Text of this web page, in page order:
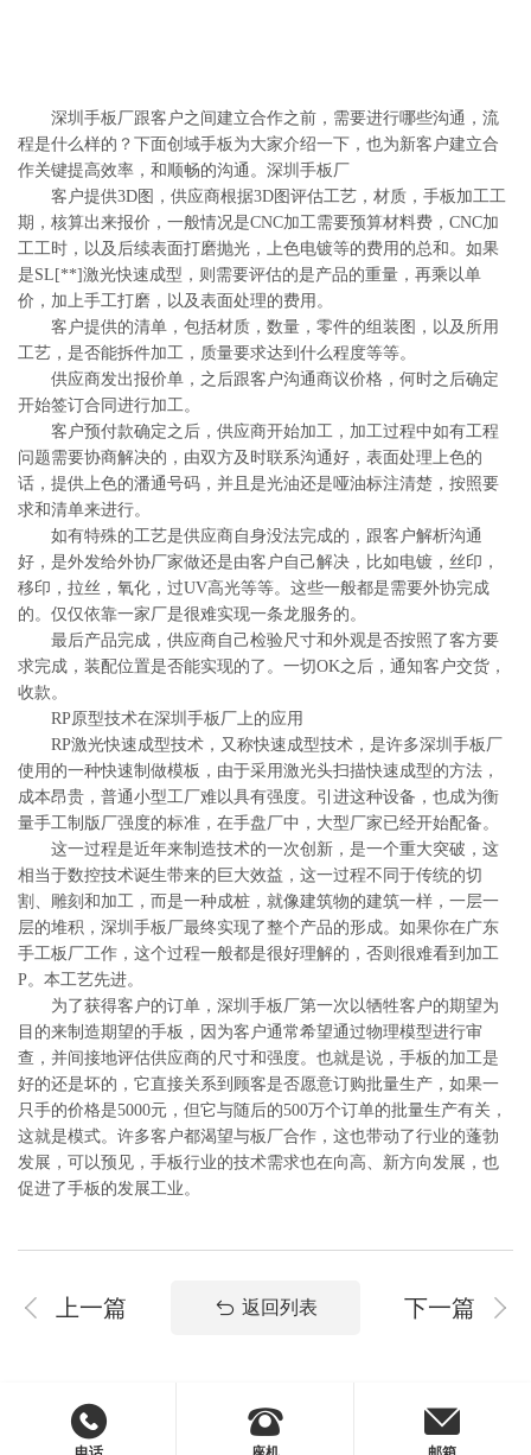
深圳手板厂跟客户之间建立合作之前，需要进行哪些沟通，流
程是什么样的？下面创域手板为大家介绍一下，也为新客户建立合
作关键提高效率，和顺畅的沟通。深圳手板厂
客户提供3D图，供应商根据3D图评估工艺，材质，手板加工工
期，核算出来报价，一般情况是CNC加工需要预算材料费，CNC加
工工时，以及后续表面打磨抛光，上色电镀等的费用的总和。如果
是SL[**]激光快速成型，则需要评估的是产品的重量，再乘以单
价，加上手工打磨，以及表面处理的费用。
客户提供的清单，包括材质，数量，零件的组装图，以及所用
工艺，是否能拆件加工，质量要求达到什么程度等等。
供应商发出报价单，之后跟客户沟通商议价格，何时之后确定
开始签订合同进行加工。
客户预付款确定之后，供应商开始加工，加工过程中如有工程
问题需要协商解决的，由双方及时联系沟通好，表面处理上色的
话，提供上色的潘通号码，并且是光油还是哑油标注清楚，按照要
求和清单来进行。
如有特殊的工艺是供应商自身没法完成的，跟客户解析沟通
好，是外发给外协厂家做还是由客户自己解决，比如电镀，丝印，
移印，拉丝，氧化，过UV高光等等。这些一般都是需要外协完成
的。仅仅依靠一家厂是很难实现一条龙服务的。
最后产品完成，供应商自己检验尺寸和外观是否按照了客方要
求完成，装配位置是否能实现的了。一切OK之后，通知客户交货，
收款。
RP原型技术在深圳手板厂上的应用
RP激光快速成型技术，又称快速成型技术，是许多深圳手板厂
使用的一种快速制做模板，由于采用激光头扫描快速成型的方法，
成本昂贵，普通小型工厂难以具有强度。引进这种设备，也成为衡
量手工制版厂强度的标准，在手盘厂中，大型厂家已经开始配备。
这一过程是近年来制造技术的一次创新，是一个重大突破，这
相当于数控技术诞生带来的巨大效益，这一过程不同于传统的切
割、雕刻和加工，而是一种成桩，就像建筑物的建筑一样，一层一
层的堆积，深圳手板厂最终实现了整个产品的形成。如果你在广东
手工板厂工作，这个过程一般都是很好理解的，否则很难看到加工
P。本工艺先进。
为了获得客户的订单，深圳手板厂第一次以牺牲客户的期望为
目的来制造期望的手板，因为客户通常希望通过物理模型进行审
查，并间接地评估供应商的尺寸和强度。也就是说，手板的加工是
好的还是坏的，它直接关系到顾客是否愿意订购批量生产，如果一
只手的价格是5000元，但它与随后的500万个订单的批量生产有关，
这就是模式。许多客户都渴望与板厂合作，这也带动了行业的蓬勃
发展，可以预见，手板行业的技术需求也在向高、新方向发展，也
促进了手板的发展工业。
上一篇 返回列表 下一篇